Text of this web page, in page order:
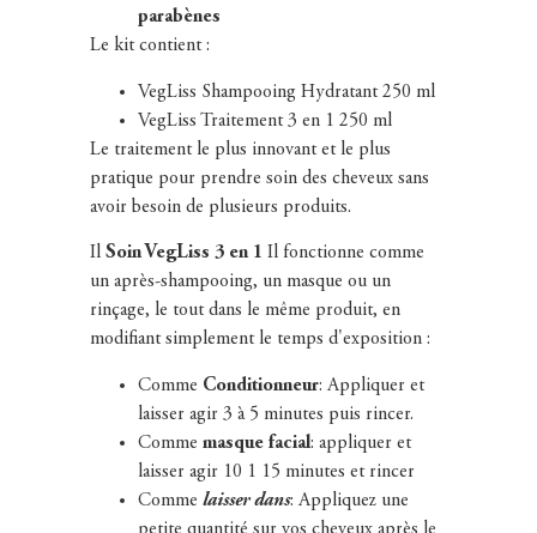
parabènes
Le kit contient :
VegLiss Shampooing Hydratant 250 ml
VegLiss Traitement 3 en 1 250 ml
Le traitement le plus innovant et le plus
pratique pour prendre soin des cheveux sans
avoir besoin de plusieurs produits.
Il Soin VegLiss 3 en 1 Il fonctionne comme
un après-shampooing, un masque ou un
rinçage, le tout dans le même produit, en
modifiant simplement le temps d'exposition :
Comme Conditionneur: Appliquer et
laisser agir 3 à 5 minutes puis rincer.
Comme masque facial: appliquer et
laisser agir 10 1 15 minutes et rincer
Comme laisser dans: Appliquez une
petite quantité sur vos cheveux après le